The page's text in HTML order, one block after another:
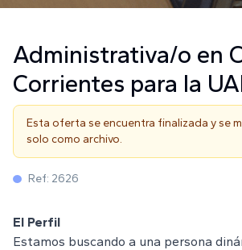
Administrativa/o en
Corrientes para la
Esta oferta se encuentra finalizada y se
solo como archivo.
Ref: 2626
El Perfil
Estamos buscando a una persona